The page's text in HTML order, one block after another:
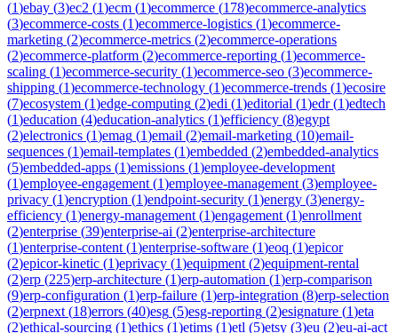
(1)ebay (3)ec2 (1)ecm (1)ecommerce (178)ecommerce-analytics
(3)ecommerce-costs (1)ecommerce-logistics (1)ecommerce-
marketing (2)ecommerce-metrics (2)ecommerce-operations
(2)ecommerce-platform (2)ecommerce-reporting (1)ecommerce-
scaling (1)ecommerce-security (1)ecommerce-seo (3)ecommerce-
shipping (1)ecommerce-technology (1)ecommerce-trends (1)ecosire
(7)ecosystem (1)edge-computing (2)edi (1)editorial (1)edr(1)edtech
(1)education (4)education-analytics (1)efficiency (8)egypt
(2)electronics (1)emag (1)email (2)email-marketing (10)email-
sequences (1)email-templates (1)embedded (2)embedded-analytics
(5)embedded-apps (1)emissions (1)employee-development
(1)employee-engagement (1)employee-management (3)employee-
privacy (1)encryption (1)endpoint-security (1)energy (3)energy-
efficiency (1)energy-management (1)engagement (1)enrollment
(2)enterprise (39)enterprise-ai (2)enterprise-architecture
(1)enterprise-content (1)enterprise-software (1)eoq (1)epicor
(2)epicor-kinetic (1)eprivacy (1)equipment (2)equipment-rental
(2)erp (225)erp-architecture (1)erp-automation (1)erp-comparison
(9)erp-configuration (1)erp-failure (1)erp-integration (8)erp-selection
(2)erpnext (18)errors (40)esg (5)esg-reporting (2)esignature (1)eta
(2)ethical-sourcing (1)ethics (1)etims (1)etl (5)etsy (3)eu (2)eu-ai-act